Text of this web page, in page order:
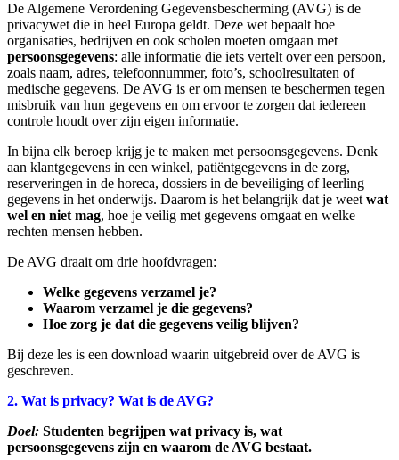
De Algemene Verordening Gegevensbescherming (AVG) is de
privacywet die in heel Europa geldt. Deze wet bepaalt hoe
organisaties, bedrijven en ook scholen moeten omgaan met
persoonsgegevens: alle informatie die iets vertelt over een persoon,
zoals naam, adres, telefoonnummer, foto’s, schoolresultaten of
medische gegevens. De AVG is er om mensen te beschermen tegen
misbruik van hun gegevens en om ervoor te zorgen dat iedereen
controle houdt over zijn eigen informatie.
In bijna elk beroep krijg je te maken met persoonsgegevens. Denk
aan klantgegevens in een winkel, patiëntgegevens in de zorg,
reserveringen in de horeca, dossiers in de beveiliging of leerling
gegevens in het onderwijs. Daarom is het belangrijk dat je weet wat
wel en niet mag, hoe je veilig met gegevens omgaat en welke
rechten mensen hebben.
De AVG draait om drie hoofdvragen:
Welke gegevens verzamel je?
Waarom verzamel je die gegevens?
Hoe zorg je dat die gegevens veilig blijven?
Bij deze les is een download waarin uitgebreid over de AVG is
geschreven.
2. Wat is privacy? Wat is de AVG?
Doel: Studenten begrijpen wat privacy is, wat
persoonsgegevens zijn en waarom de AVG bestaat.